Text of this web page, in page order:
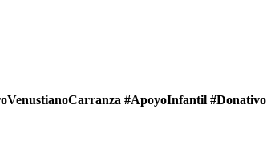
#ApoyoInfantil #Donativo